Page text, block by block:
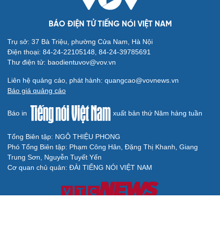
BÁO ĐIỆN TỬ TIẾNG NÓI VIỆT NAM
Trụ sở: 37 Bà Triệu, phường Cửa Nam, Hà Nội
Điện thoại: 84-24-22105148, 84-24-39785691
Thư điện tử: baodientuvov@vov.vn
Liên hệ quảng cáo, phát hành: quangcao@vovnews.vn
Báo giá quảng cáo
Báo in xuất bản thứ Năm hàng tuần
Tổng Biên tập: NGÔ THIỆU PHONG
Phó Tổng Biên tập: Phạm Công Hân, Đặng Thị Khanh, Giang
Trung Sơn, Nguyễn Tuyết Yến
Cơ quan chủ quản: ĐÀI TIẾNG NÓI VIỆT NAM